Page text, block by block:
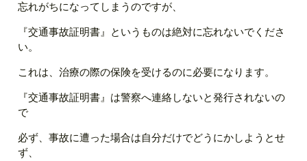
忘れがちになってしまうのですが、
『交通事故証明書』というものは絶対に忘れないでくださ
い。
これは、治療の際の保険を受けるのに必要になります。
『交通事故証明書』は警察へ連絡しないと発行されないの
で
必ず、事故に遭った場合は自分だけでどうにかしようとせ
ず、